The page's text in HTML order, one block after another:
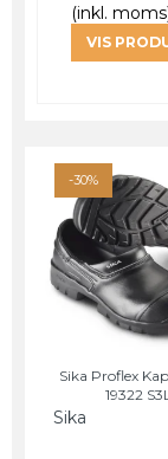
(inkl.
VIS
-30%
Sika Proflex
19322 S3L
Sika